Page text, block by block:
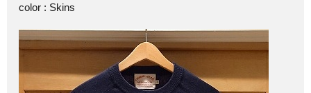
color : Skins